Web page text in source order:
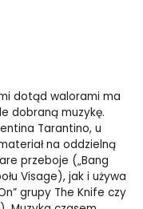
dotąd walorami ma
dobraną muzykę.
Tarantino, u
na oddzielną
przeboje („Bang
Visage), jak i używa
grupy The Knife czy